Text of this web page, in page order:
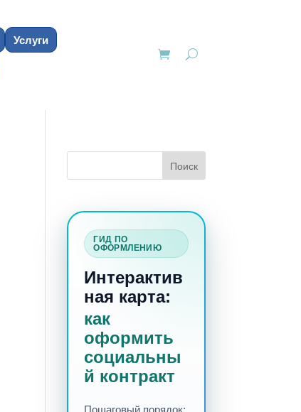
Услуги
ГИД ПО
ОФОРМЛЕНИЮ
Интерактив
ная карта:
как
оформить
социальны
й контракт
Пошаговый порядок: